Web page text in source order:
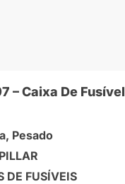
– Caixa De Fusível
, Pesado
DE FUSÍVEIS